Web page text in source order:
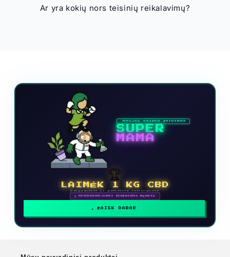
Ar yra kokių nors teisinių reikalavimų?
NAUJAS VAIZDO ŽAIDIMAS
SUPER
MAMA
🏆
LAIMĖK 1 KG CBD
Dalyvaukite ir pakilkite reitinguose
🗓 APDOVANOJIMAI KIEKVIENĄ MĖNESĮ
ŽAISK DABAR